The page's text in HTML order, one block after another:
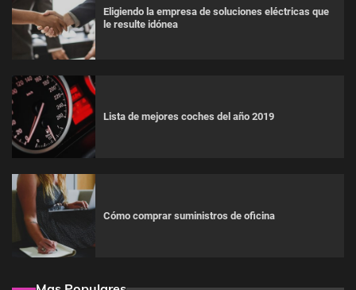
Eligiendo la empresa de soluciones eléctricas que
le resulte idónea
Lista de mejores coches del año 2019
Cómo comprar suministros de oficina